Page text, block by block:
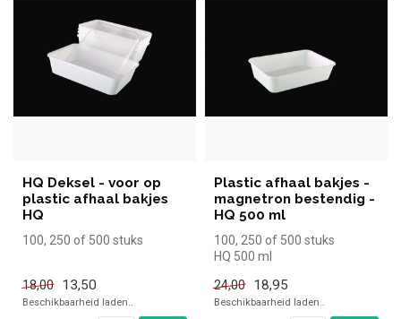
HQ Deksel - voor op
plastic afhaal bakjes
HQ
100, 250 of 500 stuks
18,00 13,50
Beschikbaarheid laden..
Plastic afhaal bakjes -
magnetron bestendig -
HQ 500 ml
100, 250 of 500 stuks
HQ 500 ml
24,00
18,95
Beschikbaarheid laden..